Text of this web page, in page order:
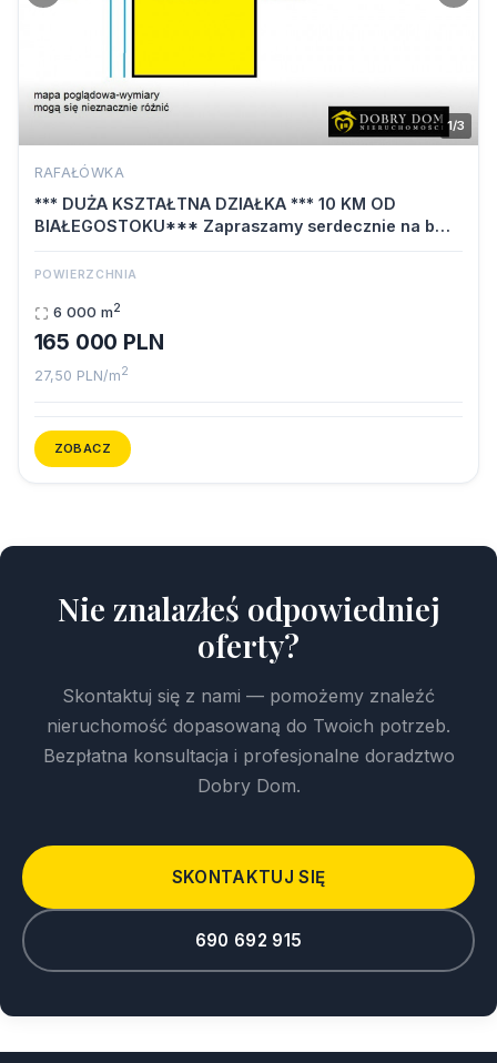
1/3
RAFAŁÓWKA
*** DUŻA KSZTAŁTNA DZIAŁKA *** 10 KM OD
BIAŁEGOSTOKU*** Zapraszamy serdecznie na b…
POWIERZCHNIA
6 000 m2
165 000 PLN
27,50 PLN/m2
ZOBACZ
Nie znalazłeś odpowiedniej
oferty?
Skontaktuj się z nami — pomożemy znaleźć
nieruchomość dopasowaną do Twoich potrzeb.
Bezpłatna konsultacja i profesjonalne doradztwo
Dobry Dom.
SKONTAKTUJ SIĘ
690 692 915